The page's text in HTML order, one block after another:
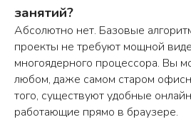
занятий?
Абсолютно нет. Базовые
проекты не требуют мощной
многоядерного процессора. Вы
любом, даже самом старом
того, существуют удобные
работающие прямо в браузере.
Ежедневно c 9:30 до 21:00 (мск)
shkodish@yandex.ru
+7 (926) 890-87-95
Школа программирования